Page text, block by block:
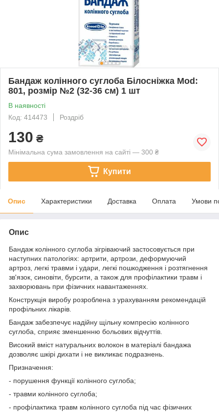
Бандаж колінного суглоба Білосніжка Mod:
801, розмір №2 (32-36 см) 1 шт
В наявності
Код: 414473
Роздріб
130 ₴
Мінімальна сума замовлення на сайті — 300 ₴
Купити
Опис Характеристики Доставка Оплата Умови
Опис
Бандаж колінного суглоба зігріваючий застосовується при
наступних патологіях: артрити, артрози, деформуючий
артроз, легкі травми і удари, легкі пошкодження і розтягнення
зв'язок, синовіти, бурсити, а також для профілактики травм і
захворювань при фізичних навантаженнях.
Конструкція виробу розроблена з урахуванням рекомендацій
профільних лікарів.
Бандаж забезпечує надійну щільну компресію колінного
суглоба, сприяє зменшенню больових відчуттів.
Високий вміст натуральних волокон в матеріалі бандажа
дозволяє шкірі дихати і не викликає подразнень.
Призначення:
- порушення функції колінного суглоба;
- травми колінного суглоба;
- профілактика травм колінного суглоба під час фізичних